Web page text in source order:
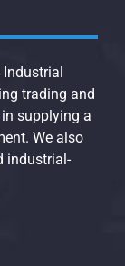
Industrial
trading and
supplying a
We also
industrial-